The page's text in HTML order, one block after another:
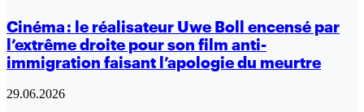
Cinéma : le réalisateur Uwe Boll encensé par
l’extrême droite pour son film anti-
immigration faisant l’apologie du meurtre
29.06.2026